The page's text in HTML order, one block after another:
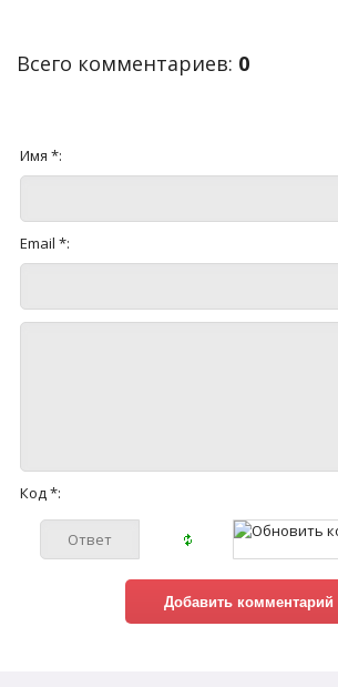
Всего комментариев: 0
Имя *:
Email *:
Код *: